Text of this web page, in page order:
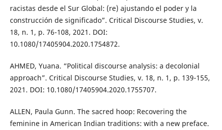
racistas desde el Sur Global: (re) ajustando el poder y la
construcción de significado”. Critical Discourse Studies, v.
18, n. 1, p. 76-108, 2021. DOI:
10.1080/17405904.2020.1754872.
AHMED, Yuana. “Political discourse analysis: a decolonial
approach”. Critical Discourse Studies, v. 18, n. 1, p. 139-155,
2021. DOI: 10.1080/17405904.2020.1755707.
ALLEN, Paula Gunn. The sacred hoop: Recovering the
feminine in American Indian traditions: with a new preface.